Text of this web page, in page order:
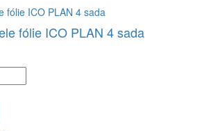
fólie ICO PLAN 4 sada